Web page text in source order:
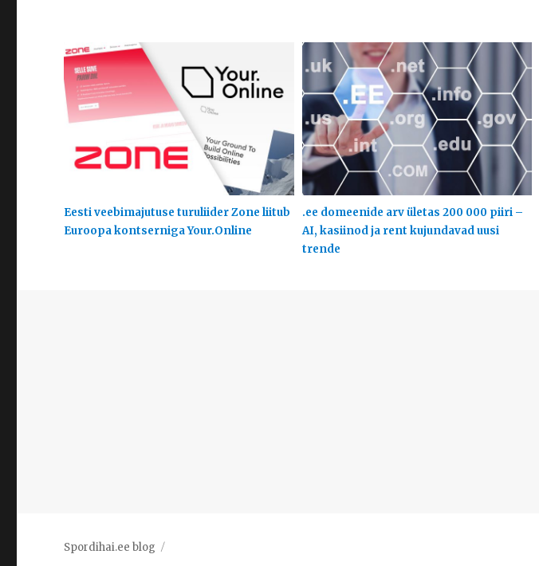
Eesti veebimajutuse turuliider Zone liitub
Euroopa kontserniga Your.Online
.ee domeenide arv ületas 200 000 piiri –
AI, kasiinod ja rent kujundavad uusi
trende
Spordihai.ee blog